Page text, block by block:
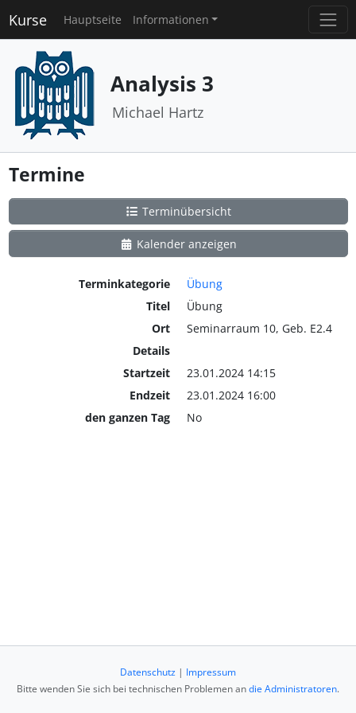
Kurse Hauptseite Informationen
Analysis 3
Michael Hartz
Termine
Terminübersicht
Kalender anzeigen
Terminkategorie
Übung
Titel
Übung
Ort
Seminarraum 10, Geb. E2.4
Details
Startzeit
23.01.2024 14:15
Endzeit
23.01.2024 16:00
den ganzen Tag
No
Datenschutz | Impressum
Bitte wenden Sie sich bei technischen Problemen andie Administratoren.